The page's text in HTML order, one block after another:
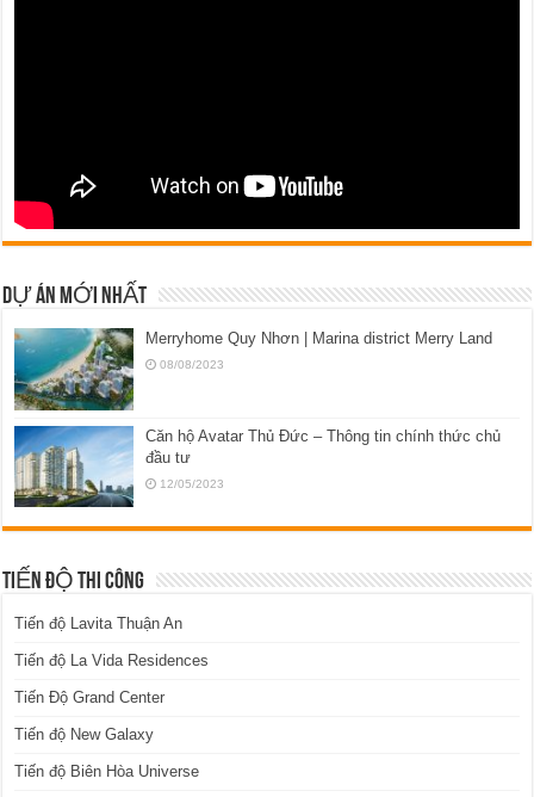
DỰ ÁN MỚI NHẤT
Merryhome Quy Nhơn | Marina district Merry Land
08/08/2023
Căn hộ Avatar Thủ Đức – Thông tin chính thức chủ
đầu tư
12/05/2023
TIẾN ĐỘ THI CÔNG
Tiến độ Lavita Thuận An
Tiến độ La Vida Residences
Tiến Độ Grand Center
Tiến độ New Galaxy
Tiến độ Biên Hòa Universe